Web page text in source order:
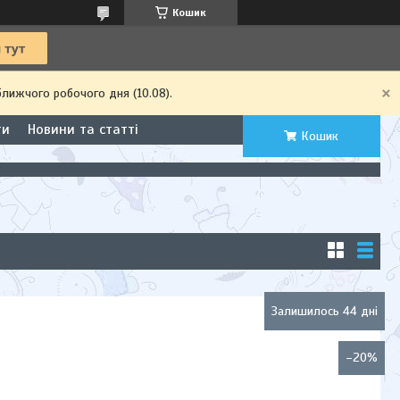
Кошик
робочого дня (10.08).
Новини та статті Кошик
–20%
Залишилось 44 дні